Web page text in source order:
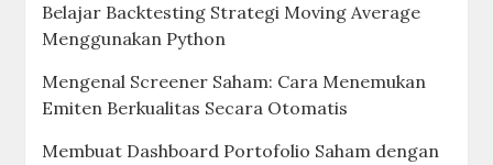
Belajar Backtesting Strategi Moving Average
Menggunakan Python
Mengenal Screener Saham: Cara Menemukan
Emiten Berkualitas Secara Otomatis
Membuat Dashboard Portofolio Saham dengan